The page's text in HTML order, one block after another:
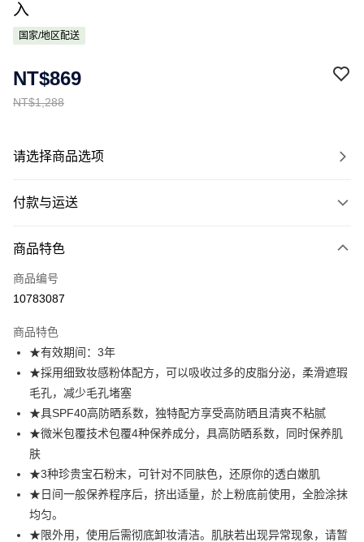
入
国家/地区配送
NT$1,288
NT$869
请选择商品选项
付款与运送
信用卡一次付款
Apple Pay
运送方式
国家/地区配送
商品特色
商品编号
10783087
商品特色
★有效期间：3年
★採用细致妆感粉体配方，可以吸收过多的皮脂分泌，柔滑遮瑕
毛孔，减少毛孔堵塞
★具SPF40高防晒系数，独特配方享受高防晒且清爽不粘腻
★微米包覆技术包覆4种保养成分，具高防晒系数，同时保养肌
肤
★3种珍贵宝石粉末，可针对不同肤色，还原你的透白嫩肌
★日间一般保养程序后，挤出适量，於上粉底前使用，全脸涂抹
均匀。
★限外用，使用后需彻底卸妆清洁。肌肤若出现异常现象，请暂